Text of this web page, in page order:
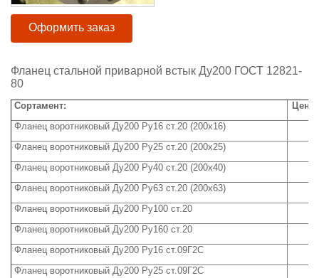
Оформить заказ
Фланец стальной приварной встык Ду200 ГОСТ 12821-
80
Сортамент:
Цена
Фланец воротниковый Ду200 Ру16 ст.20 (200х16)
Фланец воротниковый Ду200 Ру25 ст.20 (200х25)
Фланец воротниковый Ду200 Ру40 ст.20 (200х40)
Фланец воротниковый Ду200 Ру63 ст.20 (200х63)
Фланец воротниковый Ду200 Ру100 ст.20
Фланец воротниковый Ду200 Ру160 ст.20
Фланец воротниковый Ду200 Ру16 ст.09Г2С
Фланец воротниковый Ду200 Ру25 ст.09Г2С